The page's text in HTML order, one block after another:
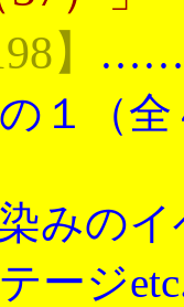
】
１（全
みのイ
テージ